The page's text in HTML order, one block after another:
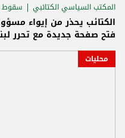
المكتب السياسي الكتائبي سقوط
الكتائب يحذر من إيواء
فتح صفحة جديدة مع تحرر
محليات